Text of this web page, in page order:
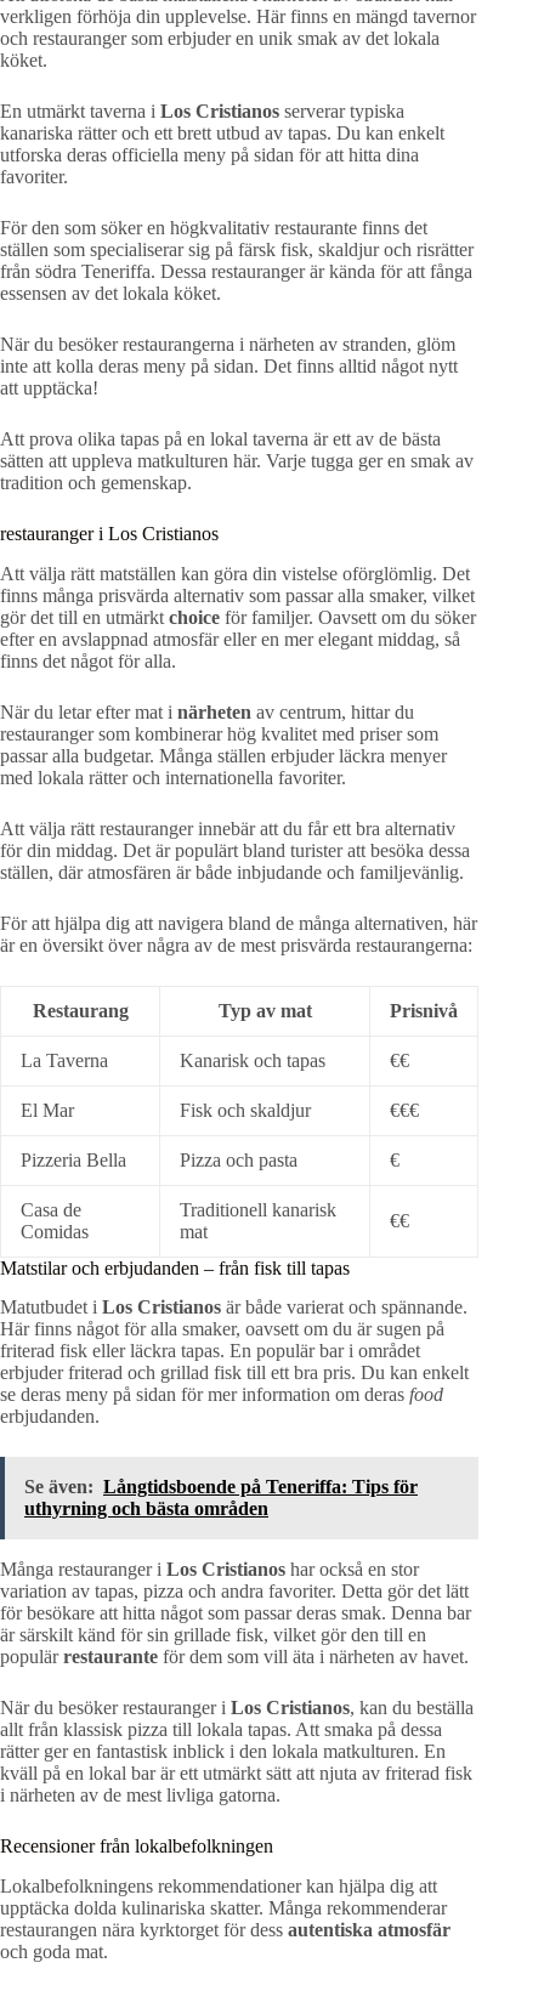
verkligen förhöja din upplevelse. Här finns en mängd tavernor
och restauranger som erbjuder en unik smak av det lokala
köket.
En utmärkt taverna i Los Cristianos serverar typiska
kanariska rätter och ett brett utbud av tapas. Du kan enkelt
utforska deras officiella meny på sidan för att hitta dina
favoriter.
För den som söker en högkvalitativ restaurante finns det
ställen som specialiserar sig på färsk fisk, skaldjur och risrätter
från södra Teneriffa. Dessa restauranger är kända för att fånga
essensen av det lokala köket.
När du besöker restaurangerna i närheten av stranden, glöm
inte att kolla deras meny på sidan. Det finns alltid något nytt
att upptäcka!
Att prova olika tapas på en lokal taverna är ett av de bästa
sätten att uppleva matkulturen här. Varje tugga ger en smak av
tradition och gemenskap.
restauranger i Los Cristianos
Att välja rätt matställen kan göra din vistelse oförglömlig. Det
finns många prisvärda alternativ som passar alla smaker, vilket
gör det till en utmärkt choice för familjer. Oavsett om du söker
efter en avslappnad atmosfär eller en mer elegant middag, så
finns det något för alla.
När du letar efter mat i närheten av centrum, hittar du
restauranger som kombinerar hög kvalitet med priser som
passar alla budgetar. Många ställen erbjuder läckra menyer
med lokala rätter och internationella favoriter.
Att välja rätt restauranger innebär att du får ett bra alternativ
för din middag. Det är populärt bland turister att besöka dessa
ställen, där atmosfären är både inbjudande och familjevänlig.
För att hjälpa dig att navigera bland de många alternativen, här
är en översikt över några av de mest prisvärda restaurangerna:
Restaurang Typ av mat Prisnivå
La Taverna Kanarisk och tapas €€
El Mar Fisk och skaldjur €€€
Pizzeria Bella Pizza och pasta €
Casa de
Comidas
Traditionell kanarisk
mat
€€
Matstilar och erbjudanden – från fisk till tapas
Matutbudet i Los Cristianos är både varierat och spännande.
Här finns något för alla smaker, oavsett om du är sugen på
friterad fisk eller läckra tapas. En populär bar i området
erbjuder friterad och grillad fisk till ett bra pris. Du kan enkelt
se deras meny på sidan för mer information om deras food
erbjudanden.
Se även: Långtidsboende på Teneriffa: Tips för
uthyrning och bästa områden
Många restauranger i Los Cristianos har också en stor
variation av tapas, pizza och andra favoriter. Detta gör det lätt
för besökare att hitta något som passar deras smak. Denna bar
är särskilt känd för sin grillade fisk, vilket gör den till en
populärrestaurante för dem som vill äta i närheten av havet.
När du besöker restauranger i Los Cristianos, kan du beställa
allt från klassisk pizza till lokala tapas. Att smaka på dessa
rätter ger en fantastisk inblick i den lokala matkulturen. En
kväll på en lokal bar är ett utmärkt sätt att njuta av friterad fisk
i närheten av de mest livliga gatorna.
Recensioner från lokalbefolkningen
Lokalbefolkningens rekommendationer kan hjälpa dig att
upptäcka dolda kulinariska skatter. Många rekommenderar
restaurangen nära kyrktorget för dess autentiska atmosfär
och goda mat.